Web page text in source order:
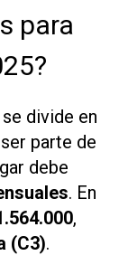
para
divide en
parte de
debe
. En
,
(C3).